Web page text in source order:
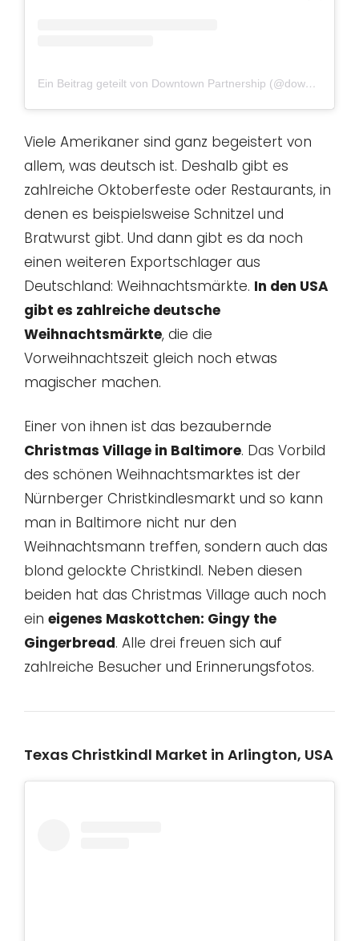
Ein Beitrag geteilt von Downtown Partnership (@downtownbaltimore)
Viele Amerikaner sind ganz begeistert von
allem, was deutsch ist. Deshalb gibt es
zahlreiche Oktoberfeste oder Restaurants, in
denen es beispielsweise Schnitzel und
Bratwurst gibt. Und dann gibt es da noch
einen weiteren Exportschlager aus
Deutschland: Weihnachtsmärkte. In den USA
gibt es zahlreiche deutsche
Weihnachtsmärkte, die die
Vorweihnachtszeit gleich noch etwas
magischer machen.
Einer von ihnen ist das bezaubernde
Christmas Village in Baltimore. Das Vorbild
des schönen Weihnachtsmarktes ist der
Nürnberger Christkindlesmarkt und so kann
man in Baltimore nicht nur den
Weihnachtsmann treffen, sondern auch das
blond gelockte Christkindl. Neben diesen
beiden hat das Christmas Village auch noch
ein eigenes Maskottchen: Gingy the
Gingerbread. Alle drei freuen sich auf
zahlreiche Besucher und Erinnerungsfotos.
Texas Christkindl Market in Arlington, USA